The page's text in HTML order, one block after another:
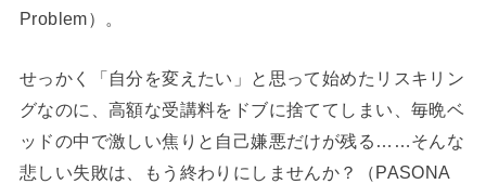
Problem）。
せっかく「自分を変えたい」と思って始めたリスキリン
グなのに、高額な受講料をドブに捨ててしまい、毎晩ベ
ッドの中で激しい焦りと自己嫌悪だけが残る……そんな
悲しい失敗は、もう終わりにしませんか？（PASONA